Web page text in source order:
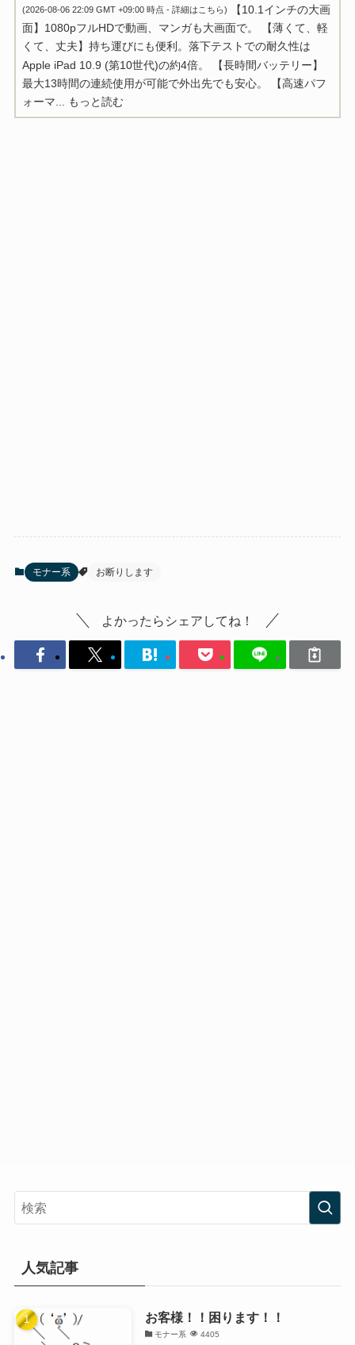
(2026-08-06 22:09 GMT +09:00 時点 - 詳細はこちら)
【10.1インチの大画
面】1080pフルHDで動画、マンガも大画面で。 【薄くて、軽
くて、丈夫】持ち運びにも便利。落下テストでの耐久性は
Apple iPad 10.9 (第10世代)の約4倍。 【長時間バッテリー】
最大13時間の連続使用が可能で外出先でも安心。 【高速パフ
ォーマ... もっと読む
モナー系 お断りします
よかったらシェアしてね！
人気記事
お客様！！困ります！！
モナー系 4405